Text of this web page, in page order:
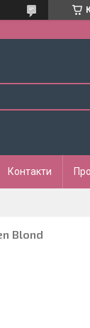
Контакти
Blond